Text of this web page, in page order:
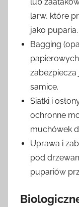
larw, które
jako puparia.
Bagging
zabezpiecza
samice.
Siatki i
ochronne
muchówek
Uprawa i
pod
pupariów